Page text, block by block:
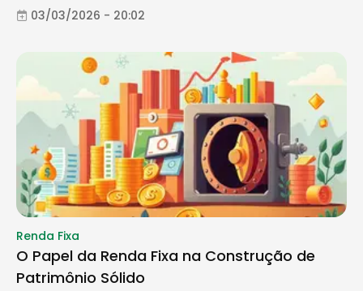
03/03/2026 - 20:02
Renda Fixa
O Papel da Renda Fixa na Construção de
Patrimônio Sólido